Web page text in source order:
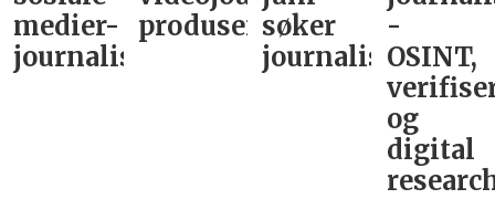
medier-
journalist
produsentsøker
journalist
-
OSINT,
og
digital